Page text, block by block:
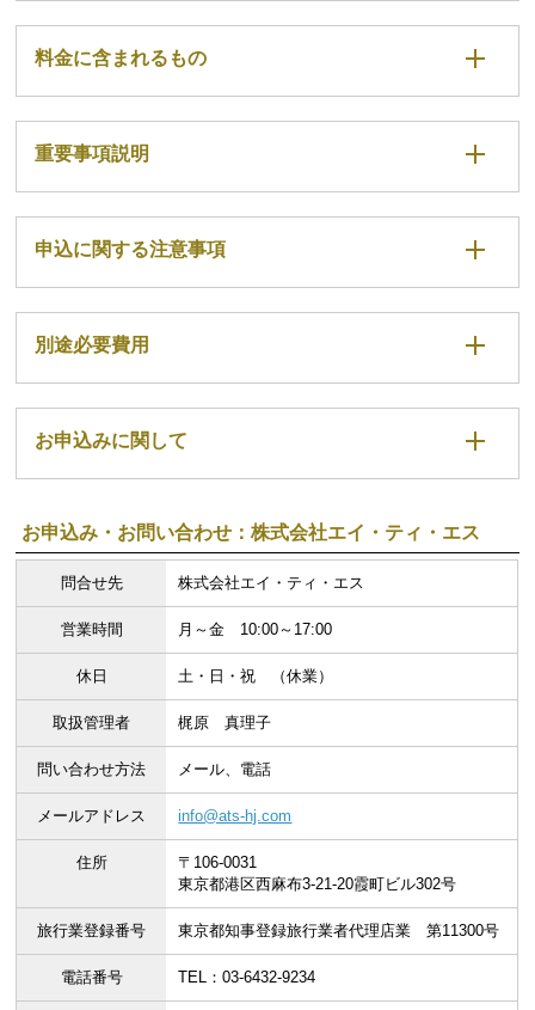
料金に含まれるもの
重要事項説明
申込に関する注意事項
別途必要費用
お申込みに関して
お申込み・お問い合わせ：株式会社エイ・ティ・エス
問合せ先 株式会社エイ・ティ・エス
営業時間 月～金 10:00～17:00
休日 土・日・祝 （休業）
取扱管理者 梶原 真理子
問い合わせ方法 メール、電話
メールアドレス info@ats-hj.com
住所
〒106-0031
東京都港区西麻布3-21-20霞町ビル302号
旅行業登録番号 東京都知事登録旅行業者代理店業 第11300号
電話番号 TEL：03-6432-9234